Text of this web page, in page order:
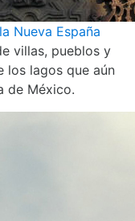
Nueva España
villas, pueblos y
los lagos que aún
de México.